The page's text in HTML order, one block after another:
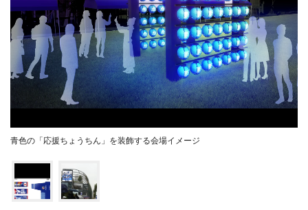
青色の「応援ちょうちん」を装飾する会場イメージ